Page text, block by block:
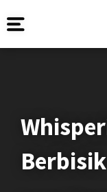
Berbisik